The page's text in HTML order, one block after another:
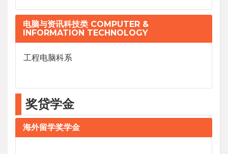
电脑与资讯科技类 COMPUTER &
INFORMATION TECHNOLOGY
工程电脑科系
奖贷学金
海外留学奖学金